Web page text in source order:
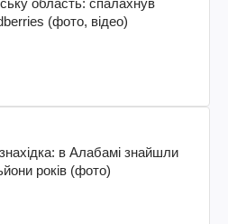
(фото, відео)
в Алабамі знайшли
років (фото)